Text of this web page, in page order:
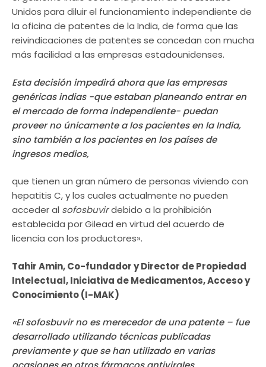
Unidos para diluir el funcionamiento independiente de
la oficina de patentes de la India, de forma que las
reivindicaciones de patentes se concedan con mucha
más facilidad a las empresas estadounidenses.
Esta decisión impedirá ahora que las empresas
genéricas indias -que estaban planeando entrar en
el mercado de forma independiente- puedan
proveer no únicamente a los pacientes en la India,
sino también a los pacientes en los países de
ingresos medios,
que tienen un gran número de personas viviendo con
hepatitis C, y los cuales actualmente no pueden
acceder al sofosbuvirdebido a la prohibición
establecida por Gilead en virtud del acuerdo de
licencia con los productores».
Tahir Amin, Co-fundador y Director de Propiedad
Intelectual, Iniciativa de Medicamentos, Acceso y
Conocimiento (I-MAK)
«Elsofosbuvirno es merecedor de una patente – fue
desarrollado utilizando técnicas publicadas
previamente y que se han utilizado en varias